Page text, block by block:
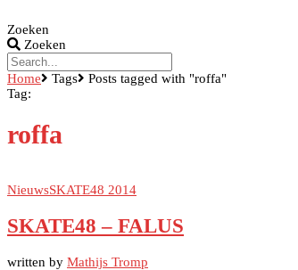
Zoeken
Zoeken
Home Tags
Posts tagged with "roffa"
Tag:
roffa
NieuwsSKATE48 2014
SKATE48 – FALUS
written by Mathijs Tromp